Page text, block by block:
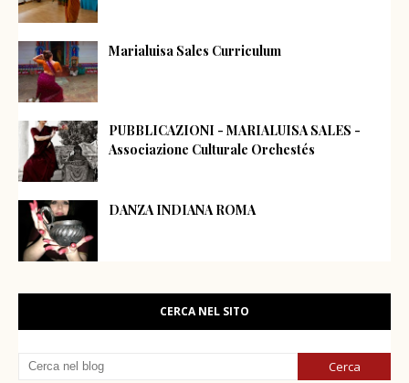
Marialuisa Sales Curriculum
PUBBLICAZIONI - MARIALUISA SALES -
Associazione Culturale Orchestés
DANZA INDIANA ROMA
CERCA NEL SITO